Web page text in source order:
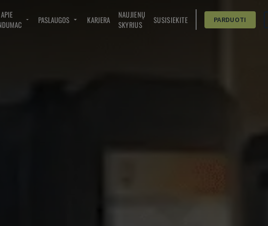
APIE
PASLAUGOS KARJERA
NAUJIENŲ
SKYRIUS
SUSISIEKITE PARDUOTI